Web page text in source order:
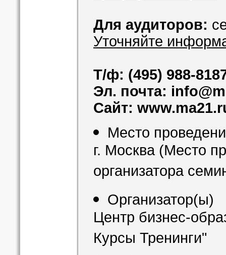
Для аудиторов:
Уточняйте
Т/ф: (495) 988-
Эл. почта:
Сайт:
Место
г. Москва (Место
организатора
Организатор(ы)
Центр бизнес-
Курсы Тренинги"